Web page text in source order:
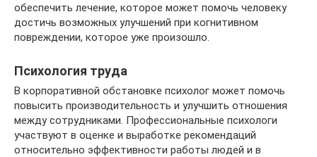
обеспечить лечение, которое может помочь человеку
достичь возможных улучшений при когнитивном
повреждении, которое уже произошло.
Психология труда
В корпоративной обстановке психолог может помочь
повысить производительность и улучшить отношения
между сотрудниками. Профессиональные психологи
участвуют в оценке и выработке рекомендаций
относительно эффективности работы людей и в